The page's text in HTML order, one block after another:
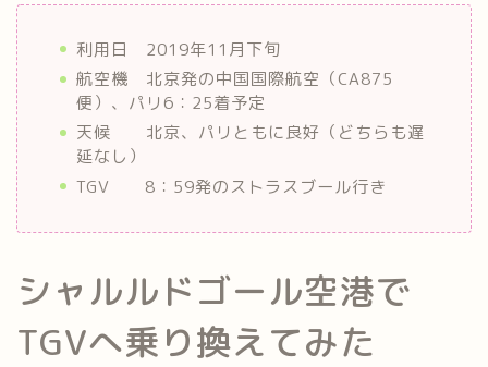
利用日 2019年11月下旬
航空機 北京発の中国国際航空（CA875
便）、パリ6：25着予定
天候 北京、パリともに良好（どちらも遅
延なし）
TGV 8：59発のストラスブール行き
シャルルドゴール空港で
TGVへ乗り換えてみた